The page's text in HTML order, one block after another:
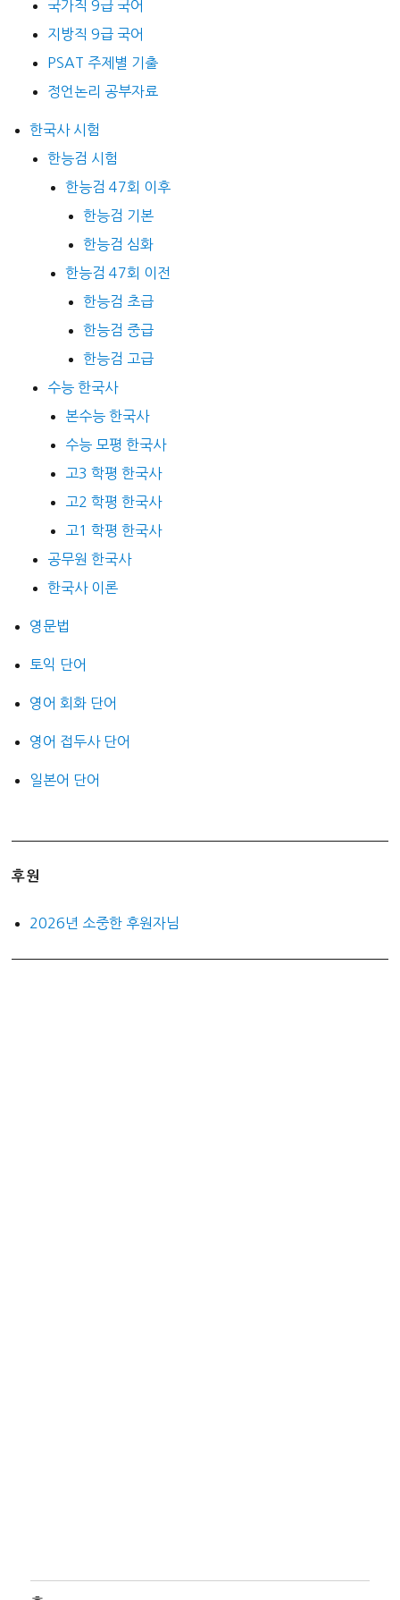
국가직 9급 국어
지방직 9급 국어
PSAT 주제별 기출
정언논리 공부자료
한국사 시험
한능검 시험
한능검 47회 이후
한능검 기본
한능검 심화
한능검 47회 이전
한능검 초급
한능검 중급
한능검 고급
수능 한국사
본수능 한국사
수능 모평 한국사
고3 학평 한국사
고2 학평 한국사
고1 학평 한국사
공무원 한국사
한국사 이론
영문법
토익 단어
영어 회화 단어
영어 접두사 단어
일본어 단어
후원
2026년 소중한 후원자님